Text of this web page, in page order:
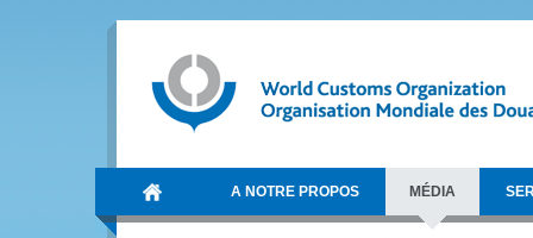
A NOTRE PROPOS MÉDIA